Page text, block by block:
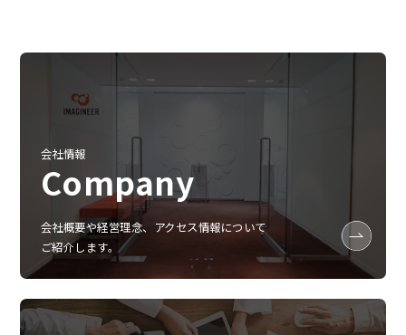
会社情報
Company
会社概要や経営理念、アクセス情報について
ご紹介します。